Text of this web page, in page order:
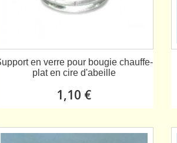
en verre pour bougie chauffe-
plat en cire d'abeille
1,10 €